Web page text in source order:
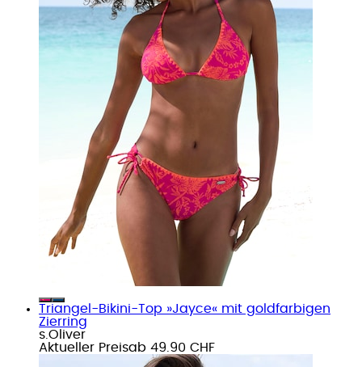
Triangel-Bikini-Top »Jayce« mit goldfarbigen
Zierring
s.Oliver
Aktueller Preisab 49.90 CHF